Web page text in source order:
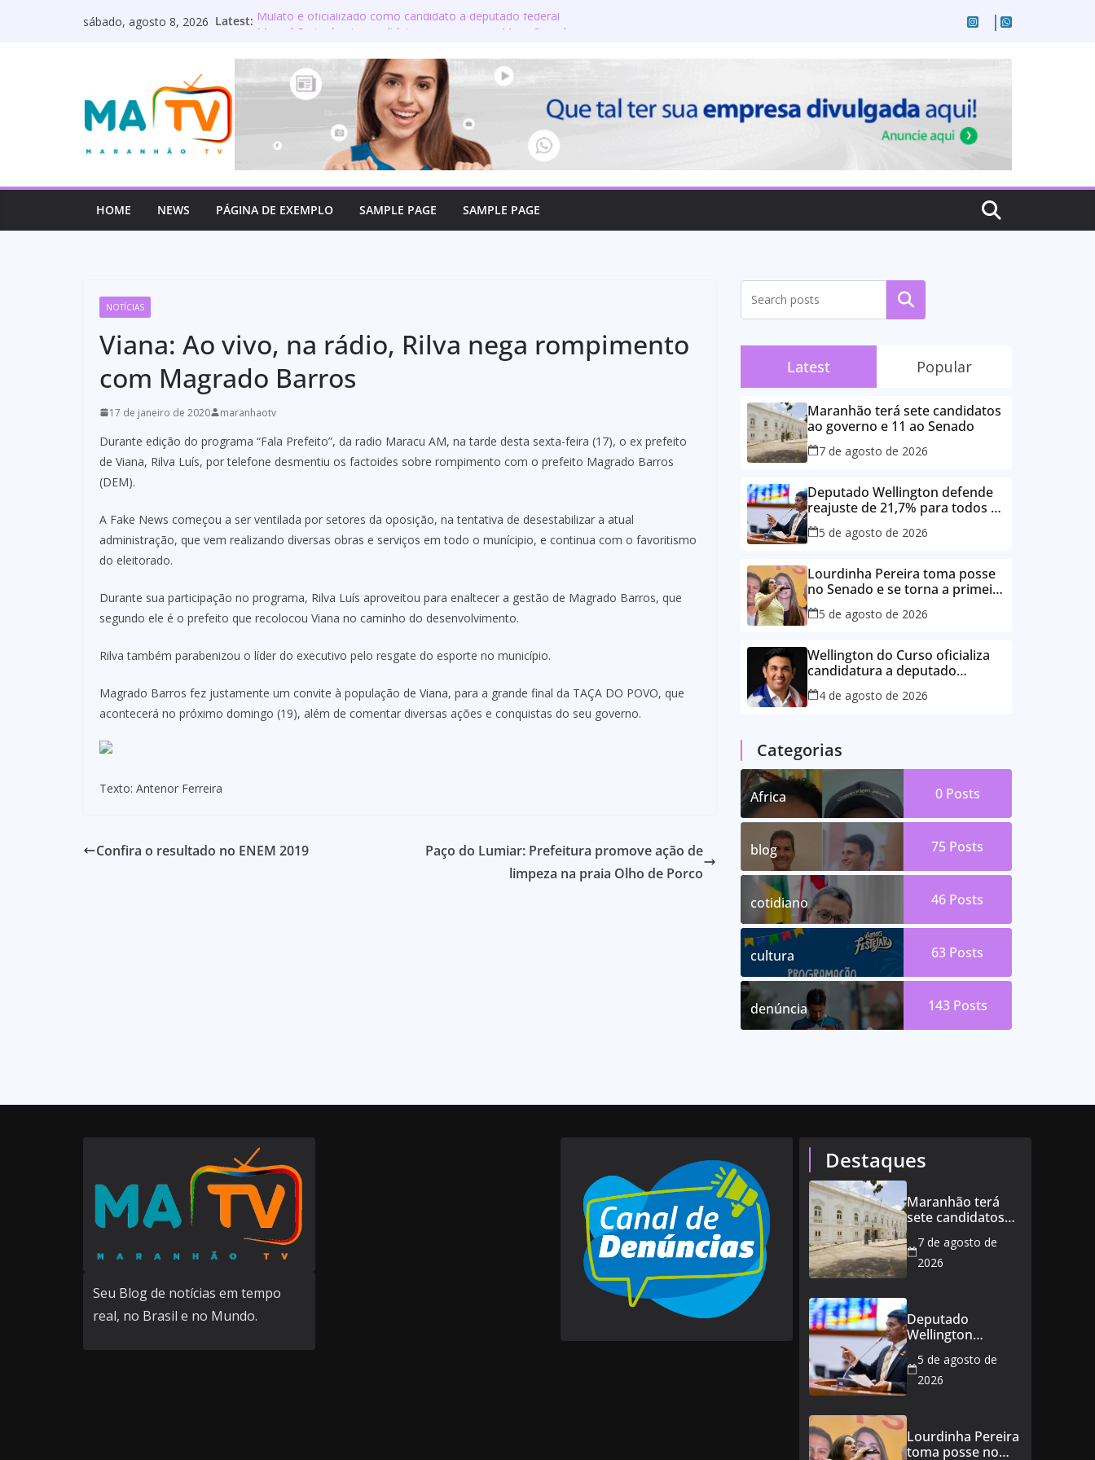
sábado, agosto 8, 2026 Latest: Mulato é oficializado como candidato a deputado federal
os servidores públicos e aposentados do Maranhão
Lourdinha Pereira toma posse no Senado e se torna a
primeira senadora de Coroatá
Wellington do Curso oficializa candidatura a deputado
estadual e reafirma compromisso com o povo do Maranhão
HOME NEWS PÁGINA DE EXEMPLO SAMPLE PAGE SAMPLE PAGE
NOTÍCIAS
Viana: Ao vivo, na rádio, Rilva nega rompimento
com Magrado Barros
17 de janeiro de 2020 maranhaotv
Durante edição do programa “Fala Prefeito”, da radio Maracu AM, na tarde desta sexta-feira (17), o ex prefeito
de Viana, Rilva Luís, por telefone desmentiu os factoides sobre rompimento com o prefeito Magrado Barros
(DEM).
A Fake News começou a ser ventilada por setores da oposição, na tentativa de desestabilizar a atual
administração, que vem realizando diversas obras e serviços em todo o munícipio, e continua com o favoritismo
do eleitorado.
Durante sua participação no programa, Rilva Luís aproveitou para enaltecer a gestão de Magrado Barros, que
segundo ele é o prefeito que recolocou Viana no caminho do desenvolvimento.
Rilva também parabenizou o líder do executivo pelo resgate do esporte no município.
Magrado Barros fez justamente um convite à população de Viana, para a grande final da TAÇA DO POVO, que
acontecerá no próximo domingo (19), além de comentar diversas ações e conquistas do seu governo.
Texto: Antenor Ferreira
Confira o resultado no ENEM 2019
Paço do Lumiar: Prefeitura promove ação de
limpeza na praia Olho de Porco
Pesquisar
Latest Popular
Maranhão terá sete candidatos
ao governo e 11 ao Senado
7 de agosto de 2026
Deputado Wellington defende
reajuste de 21,7% para todos os
servidores públicos e
aposentados do Maranhão
5 de agosto de 2026
Lourdinha Pereira toma posse
no Senado e se torna a primeira
senadora de Coroatá
5 de agosto de 2026
Wellington do Curso oficializa
candidatura a deputado
estadual e reafirma
compromisso com o povo do
4 de agosto de 2026
Categorias
Africa 0 Posts
blog 75 Posts
cotidiano 46 Posts
cultura 63 Posts
denúncia 143 Posts
Seu Blog de notícias em tempo
real, no Brasil e no Mundo.
Destaques
Maranhão terá
sete candidatos
ao Senado
7 de agosto de
2026
Deputado
Wellington
de 21,7% para
todos os
aposentados do
Maranhão
5 de agosto de
2026
Lourdinha Pereira
toma posse no